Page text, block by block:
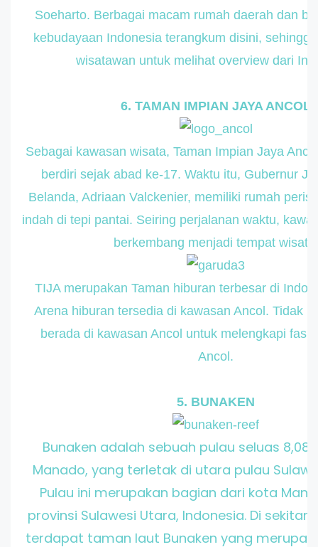
Soeharto. Berbagai macam rumah daerah dan
kebudayaan Indonesia terangkum disini,
wisatawan untuk melihat overview dari
6. TAMAN IMPIAN JAYA ANCOL
Sebagai kawasan wisata, Taman Impian Jaya
berdiri sejak abad ke-17. Waktu itu, Gubernur
Belanda, Adriaan Valckenier, memiliki rumah
indah di tepi pantai. Seiring perjalanan waktu,
berkembang menjadi tempat wisata.
TIJA merupakan Taman hiburan terbesar di
Arena hiburan tersedia di kawasan Ancol. Tidak
berada di kawasan Ancol untuk melengkapi
Ancol.
5. BUNAKEN
Bunaken adalah sebuah pulau seluas 8,08
Manado, yang terletak di utara pulau
Pulau ini merupakan bagian dari kota
provinsi Sulawesi Utara, Indonesia. Di sekitar
terdapat taman laut Bunaken yang